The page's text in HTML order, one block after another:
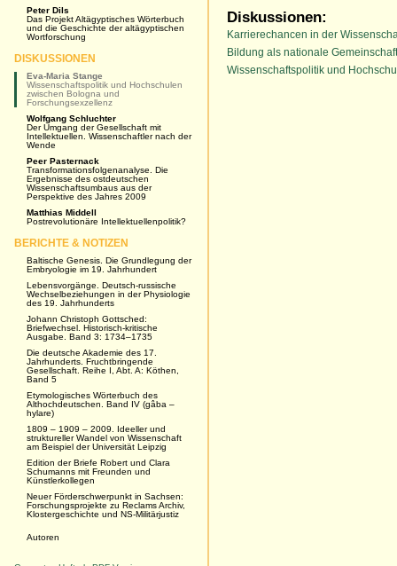
Diskussionen:
Karrierechancen in der
Bildung als nationale
Wissenschaftspolitik und
Peter Dils
Das Projekt Altägyptisches Wörterbuch
und die Geschichte der altägyptischen
Wortforschung
DISKUSSIONEN
Eva-Maria Stange
Wissenschaftspolitik und Hochschulen
zwischen Bologna und
Forschungsexzellenz
Wolfgang Schluchter
Der Umgang der Gesellschaft mit
Intellektuellen. Wissenschaftler nach der
Wende
Peer Pasternack
Transformationsfolgenanalyse. Die
Ergebnisse des ostdeutschen
Wissenschaftsumbaus aus der
Perspektive des Jahres 2009
Matthias Middell
Postrevolutionäre Intellektuellenpolitik?
BERICHTE & NOTIZEN
Baltische Genesis. Die Grundlegung der
Embryologie im 19. Jahrhundert
Lebensvorgänge. Deutsch-russische
Wechselbeziehungen in der Physiologie
des 19. Jahrhunderts
Johann Christoph Gottsched:
Briefwechsel. Historisch-kritische
Ausgabe. Band 3: 1734–1735
Die deutsche Akademie des 17.
Jahrhunderts. Fruchtbringende
Gesellschaft. Reihe I, Abt. A: Köthen,
Band 5
Etymologisches Wörterbuch des
Althochdeutschen. Band IV (gâba –
hylare)
1809 – 1909 – 2009. Ideeller und
struktureller Wandel von Wissenschaft
am Beispiel der Universität Leipzig
Edition der Briefe Robert und Clara
Schumanns mit Freunden und
Künstlerkollegen
Neuer Förderschwerpunkt in Sachsen:
Forschungsprojekte zu Reclams Archiv,
Klostergeschichte und NS-Militärjustiz
Autoren